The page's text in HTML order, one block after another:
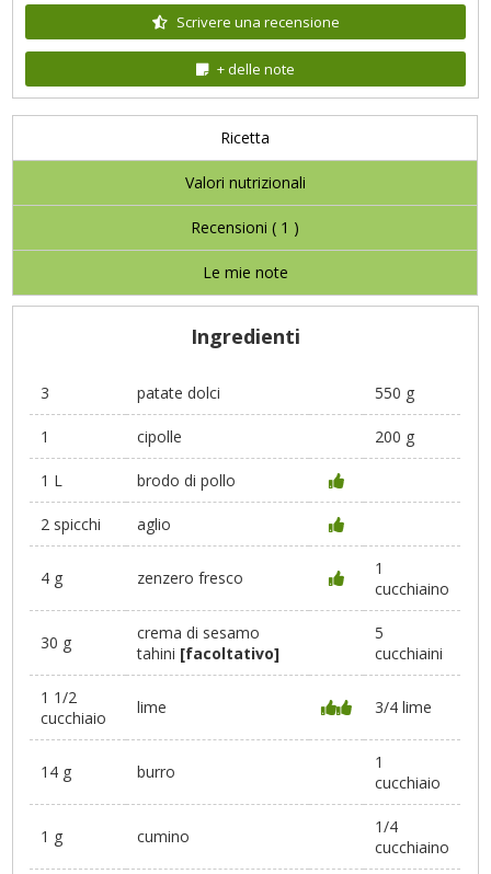
Scrivere una recensione
+ delle note
Ricetta
Valori nutrizionali
Recensioni ( 1 )
Le mie note
Ingredienti
3 patate dolci 550 g
1 cipolle 200 g
1 L brodo di pollo
2 spicchi aglio
4 g zenzero fresco
1
cucchiaino
30 g
crema di sesamo
tahini [facoltativo]
5
cucchiaini
1 1/2
cucchiaio
lime 3/4 lime
14 g burro
1
cucchiaio
1 g cumino
1/4
cucchiaino